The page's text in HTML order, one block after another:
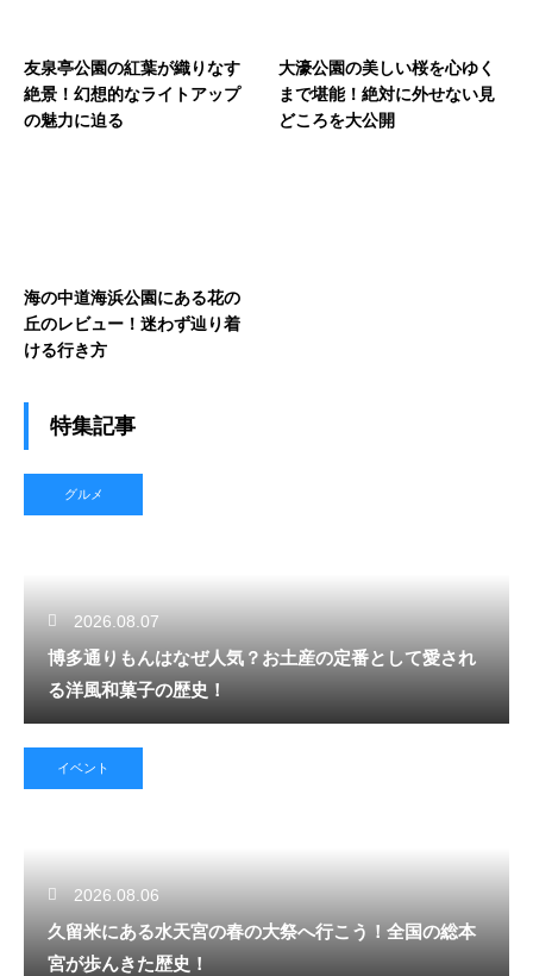
友泉亭公園の紅葉が織りなす
絶景！幻想的なライトアップ
の魅力に迫る
大濠公園の美しい桜を心ゆく
まで堪能！絶対に外せない見
どころを大公開
海の中道海浜公園にある花の
丘のレビュー！迷わず辿り着
ける行き方
特集記事
グルメ
2026.08.07
博多通りもんはなぜ人気？お土産の定番として愛され
る洋風和菓子の歴史！
イベント
2026.08.06
久留米にある水天宮の春の大祭へ行こう！全国の総本
宮が歩んきた歴史！